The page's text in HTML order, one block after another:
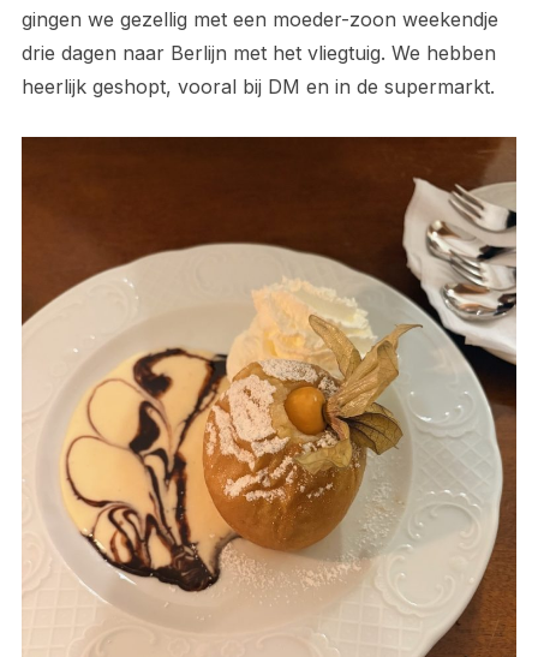
gingen we gezellig met een moeder-zoon weekendje
drie dagen naar Berlijn met het vliegtuig. We hebben
heerlijk geshopt, vooral bij DM en in de supermarkt.